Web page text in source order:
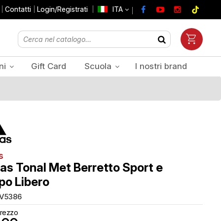
Contatti Login/Registrati ITA
Gift Card Scuola I nostri brand
Tonal Met Berretto Sport e
Libero